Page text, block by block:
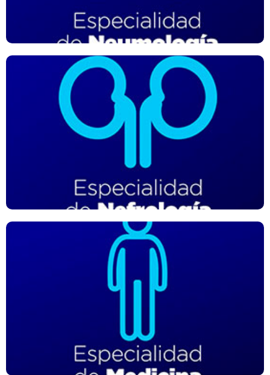
Especialidad de Nefrología
Se enfoca en la prevención, diagnóstico y el tratamiento del
aparato urinario. Los nefrólogos abordan múltiples
el funcionamiento renal.
Especialidad de Medicina Interna